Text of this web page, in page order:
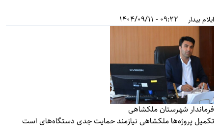
ایلام بیدار 09:22 - 1404/09/11
فرماندار شهرستان ملکشاهی
تکمیل پروژه‌ها ملکشاهی نیازمند حمایت جدی دستگاه‌های است